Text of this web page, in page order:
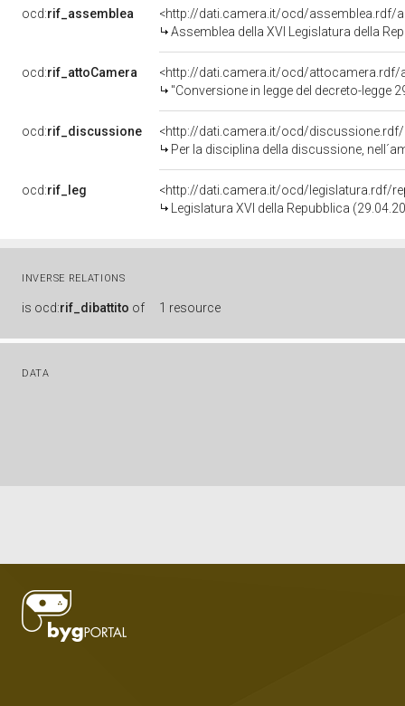
ocd:rif_assemblea
<http://dati.camera.it/ocd/assemblea.rdf/
Assemblea della XVI Legislatura della
ocd:rif_attoCamera
<http://dati.camera.it/ocd/attocamera.rdf/
"Conversione in legge del decreto-legge 29
ocd:rif_discussione
<http://dati.camera.it/ocd/discussione.rdf/
Per la disciplina della discussione,
ocd:rif_leg
<http://dati.camera.it/ocd/legislatura.rdf/
Legislatura XVI della Repubblica
INVERSE RELATIONS
is ocd:rif_dibattito of 1 resource
DATA